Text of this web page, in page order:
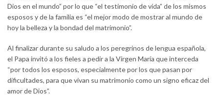
Dios en el mundo” por lo que “el testimonio de vida” de los mismos
esposos y de la familia es “el mejor modo de mostrar al mundo de
hoy la belleza y la bondad del matrimonio”.
Al finalizar durante su saludo a los peregrinos de lengua española,
el Papa invitó a los fieles a pedir a la Virgen María que interceda
“por todos los esposos, especialmente por los que pasan por
dificultades, para que vivan su matrimonio como un signo eficaz del
amor de Dios”.